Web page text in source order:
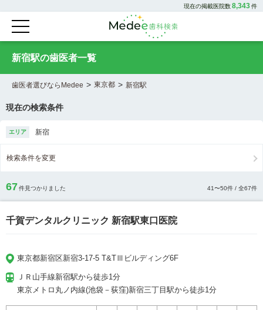
現在の掲載医院数8,343件
新宿駅の歯医者一覧
歯医者選びならMedee > 東京都 > 新宿駅
現在の検索条件
エリア 新宿
検索条件を変更
67件見つかりました 41〜50件 / 全67件
千賀デンタルクリニック 新宿駅東口医院
東京都新宿区新宿3-17-5 T&TⅢビルディング6F
ＪＲ山手線新宿駅から徒歩1分
東京メトロ丸ノ内線(池袋－荻窪)新宿三丁目駅から徒歩1分